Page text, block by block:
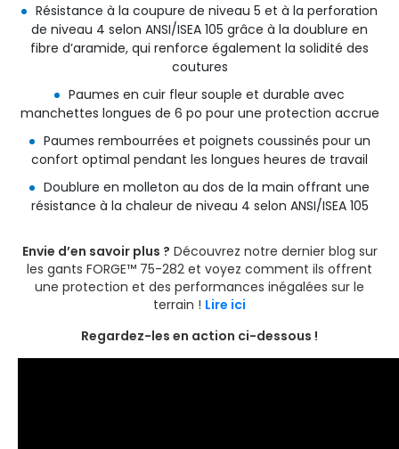
Résistance à la coupure de niveau 5 et à la perforation
de niveau 4 selon ANSI/ISEA 105 grâce à la doublure en
fibre d’aramide, qui renforce également la solidité des
coutures
Paumes en cuir fleur souple et durable avec
manchettes longues de 6 po pour une protection accrue
Paumes rembourrées et poignets coussinés pour un
confort optimal pendant les longues heures de travail
Doublure en molleton au dos de la main offrant une
résistance à la chaleur de niveau 4 selon ANSI/ISEA 105
Envie d’en savoir plus ? Découvrez notre dernier blog sur
les gants FORGE™ 75-282 et voyez comment ils offrent
une protection et des performances inégalées sur le
terrain ! Lire ici
Regardez-les en action ci-dessous !